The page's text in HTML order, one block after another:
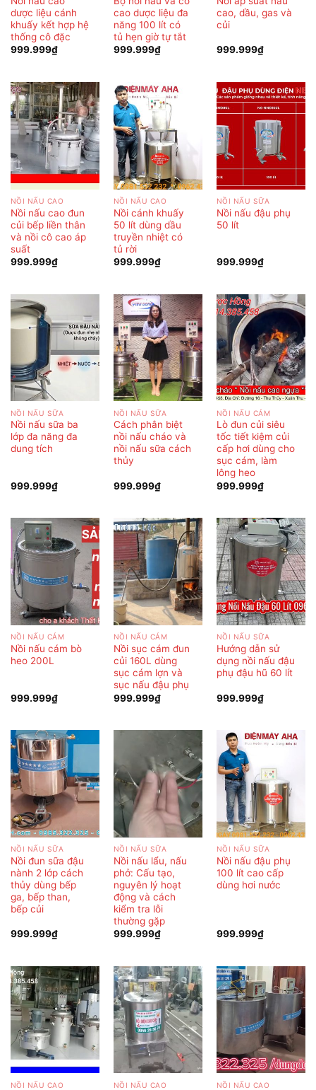
dược liệu cánh
khuấy kết hợp hệ
thống cô đặc
999.999₫
cao dược liệu đa
năng 100 lít có
tủ hẹn giờ tự tắt
999.999₫
cao, dầu, gas và
củi
999.999₫
NỒI NẤU CAO
Nồi nấu cao đun
củi bếp liền thân
và nồi cô cao áp
suất
999.999₫
NỒI NẤU CAO
Nồi cánh khuấy
50 lít dùng dầu
truyền nhiệt có
tủ rời
999.999₫
NỒI NẤU SỮA
Nồi nấu đậu phụ
50 lít
999.999₫
NỒI NẤU SỮA
Nồi nấu sữa ba
lớp đa năng đa
dung tích
999.999₫
NỒI NẤU SỮA
Cách phân biệt
nồi nấu cháo và
nồi nấu sữa cách
thủy
999.999₫
NỒI NẤU CÁM
Lò đun củi siêu
tốc tiết kiệm củi
cấp hơi dùng cho
sục cám, làm
lông heo
999.999₫
NỒI NẤU CÁM
Nồi nấu cám bò
heo 200L
999.999₫
NỒI NẤU CÁM
Nồi sục cám đun
củi 160L dùng
sục cám lợn và
sục nấu đậu phụ
999.999₫
NỒI NẤU SỮA
Hướng dẫn sử
dụng nồi nấu đậu
phụ đậu hũ 60 lít
999.999₫
NỒI NẤU SỮA
Nồi đun sữa đậu
nành 2 lớp cách
thủy dùng bếp
ga, bếp than,
bếp củi
999.999₫
NỒI NẤU SỮA
Nồi nấu lẩu, nấu
phở: Cấu tạo,
nguyên lý hoạt
động và cách
kiểm tra lỗi
thường gặp
999.999₫
NỒI NẤU SỮA
Nồi nấu đậu phụ
100 lít cao cấp
dùng hơi nước
999.999₫
NỒI NẤU CAO NỒI NẤU CAO NỒI NẤU CAO